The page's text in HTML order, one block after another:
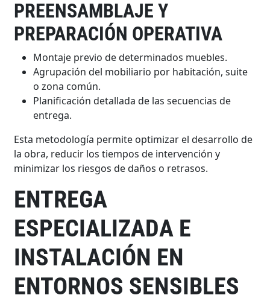
PREENSAMBLAJE Y
PREPARACIÓN OPERATIVA
Montaje previo de determinados muebles.
Agrupación del mobiliario por habitación, suite
o zona común.
Planificación detallada de las secuencias de
entrega.
Esta metodología permite optimizar el desarrollo de
la obra, reducir los tiempos de intervención y
minimizar los riesgos de daños o retrasos.
ENTREGA
ESPECIALIZADA E
INSTALACIÓN EN
ENTORNOS SENSIBLES